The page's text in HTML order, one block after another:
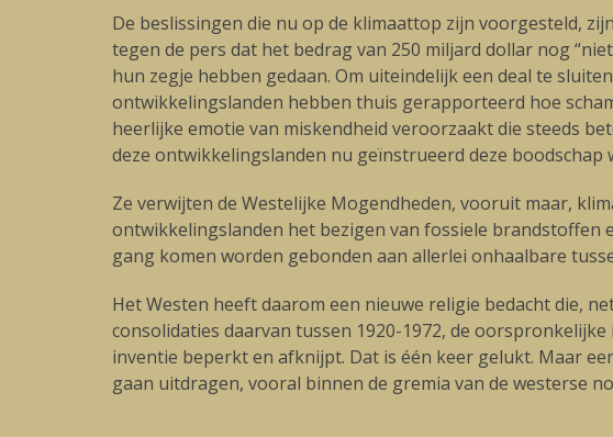
De beslissingen die nu op de klimaattop zijn voorgesteld,
tegen de pers dat het bedrag van 250 miljard dollar nog
hun zegje hebben gedaan. Om uiteindelijk een deal te
ontwikkelingslanden hebben thuis gerapporteerd hoe
heerlijke emotie van miskendheid veroorzaakt die steeds
deze ontwikkelingslanden nu geïnstrueerd deze boodschap
Ze verwijten de Westelijke Mogendheden, vooruit maar,
ontwikkelingslanden het bezigen van fossiele
gang komen worden gebonden aan allerlei onhaalbare
Het Westen heeft daarom een nieuwe religie bedacht die,
consolidaties daarvan tussen 1920-1972, de
inventie beperkt en afknijpt. Dat is één keer gelukt. Maar
gaan uitdragen, vooral binnen de gremia van de westerse